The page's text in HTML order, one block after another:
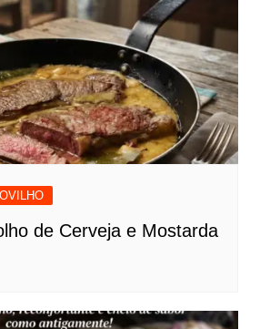
de Cerveja e Mostarda